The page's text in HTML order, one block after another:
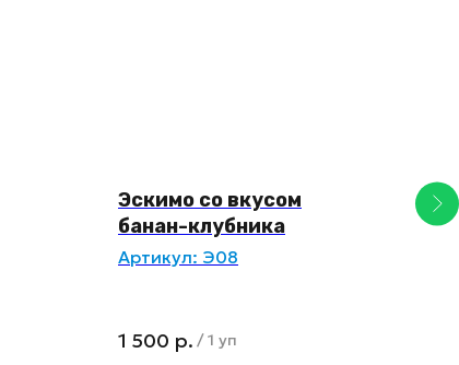
Эскимо со вкусом
банан-клубника
Артикул: Э08
1 500 р. /1 уп